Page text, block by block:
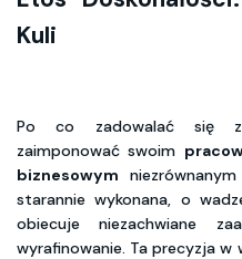
Kuli
Po co zadowalać się
zaimponować swoim
biznesowym
starannie wykonana, o
obiecuje niezachwiane
wyrafinowanie. Ta precyzja w